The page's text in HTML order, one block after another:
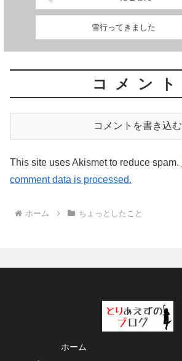
雪行ってきました
コメント
コメントを書き込む
This site uses Akismet to reduce spam.
comment data is processed.
ホーム ちょっとしたこと
ホーム